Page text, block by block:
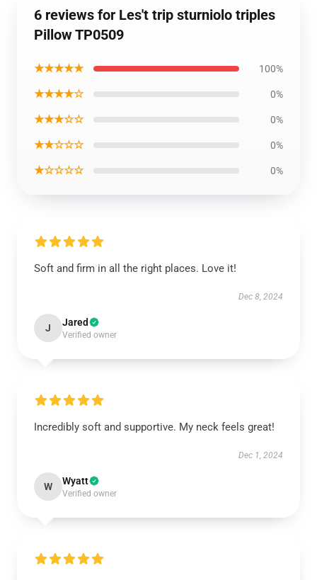
6 reviews for Les't trip sturniolo triples
Pillow TP0509
★★★★★ 100%
★★★★☆ 0%
★★★☆☆ 0%
★★☆☆☆ 0%
★☆☆☆☆ 0%
Soft and firm in all the right places. Love it!
Dec 8, 2024
J Jared
Verified owner
Incredibly soft and supportive. My neck feels great!
Dec 1, 2024
W Wyatt
Verified owner